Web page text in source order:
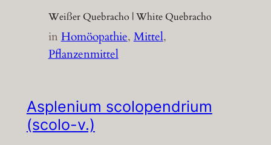
Weißer Quebracho | White Quebracho
inHomöopathie, Mittel
Pflanzenmittel
Asplenium scolopendrium
(scolo-v.)